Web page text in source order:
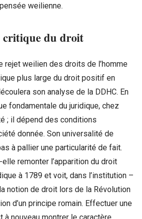
weilienne.
critique du droit
rejet weilien des droits de l’homme
plus large du droit positif en
son analyse de la DDHC. En
fondamentale du juridique, chez
; il dépend des conditions
donnée. Son universalité de
à pallier une particularité de fait.
remonter l’apparition du droit
à 1789 et voit, dans l’institution –
notion de droit lors de la Révolution
d’un principe romain. Effectuer une